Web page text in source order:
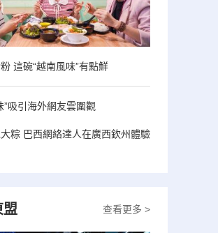
這碗“越南風味”有點鮮
”吸引海外網友雲圍觀
粽 巴西網絡達人在廣西欽州體驗
查看更多 >
盟